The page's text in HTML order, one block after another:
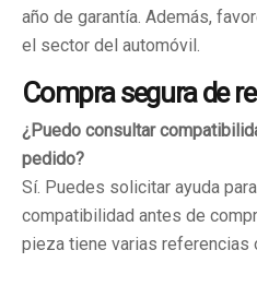
año de garantía. Además,
el sector del automóvil.
Compra segura de
¿Puedo consultar
pedido?
Sí. Puedes solicitar ayuda
compatibilidad antes de
pieza tiene varias referencias